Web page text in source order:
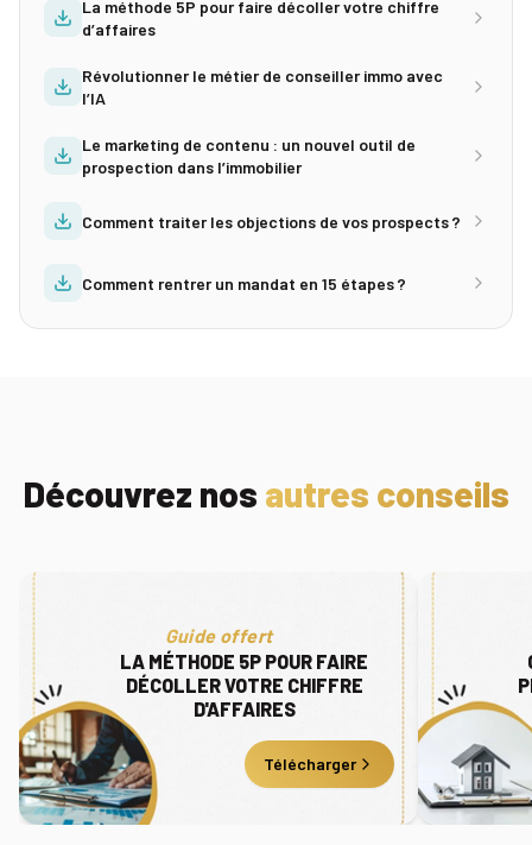
La méthode 5P pour faire décoller votre chiffre
d’affaires
Révolutionner le métier de conseiller immo avec
l’IA
Le marketing de contenu : un nouvel outil de
prospection dans l’immobilier
Comment traiter les objections de vos prospects ?
Comment rentrer un mandat en 15 étapes ?
Découvrez nos autres conseils
Guide offert
LA MÉTHODE 5P POUR FAIRE
DÉCOLLER VOTRE CHIFFRE
D'AFFAIRES
Télécharger